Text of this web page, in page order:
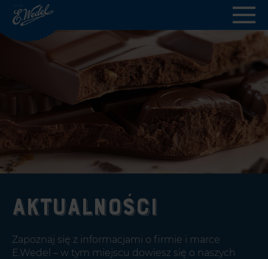
Wedel.pl
główna
Aktualności
Zapoznaj się z informacjami o firmie i marce
E.Wedel – w tym miejscu dowiesz się o naszych